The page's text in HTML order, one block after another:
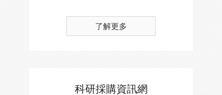
了解更多
科研採購資訊網